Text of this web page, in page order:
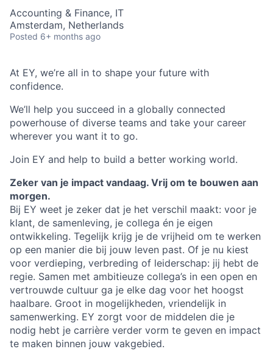
Accounting & Finance, IT
Amsterdam, Netherlands
Posted 6+ months ago
At EY, we’re all in to shape your future with
confidence.
We’ll help you succeed in a globally connected
powerhouse of diverse teams and take your career
wherever you want it to go.
Join EY and help to build a better working world.
Zeker van je impact vandaag. Vrij om te bouwen aan
morgen.
Bij EY weet je zeker dat je het verschil maakt: voor je
klant, de samenleving, je collega én je eigen
ontwikkeling. Tegelijk krijg je de vrijheid om te werken
op een manier die bij jouw leven past. Of je nu kiest
voor verdieping, verbreding of leiderschap: jij hebt de
regie. Samen met ambitieuze collega’s in een open en
vertrouwde cultuur ga je elke dag voor het hoogst
haalbare. Groot in mogelijkheden, vriendelijk in
samenwerking. EY zorgt voor de middelen die je
nodig hebt je carrière verder vorm te geven en impact
te maken binnen jouw vakgebied.